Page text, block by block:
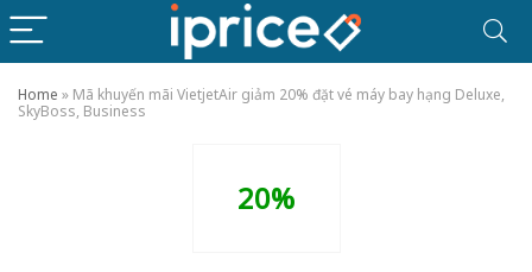
Home » Mã khuyến mãi VietjetAir giảm 20% đặt vé máy bay hạng Deluxe,
SkyBoss, Business
20%